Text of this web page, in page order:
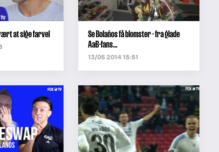
at sige farvel
Se Bolaños få blomster - fra glade
AaB-fans...
13/05 2014 15:51